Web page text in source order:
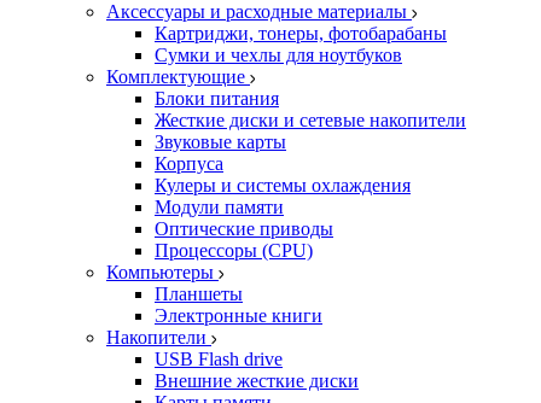
Аксессуары и расходные материалы
Картриджи, тонеры, фотобарабаны
Сумки и чехлы для ноутбуков
Комплектующие
Блоки питания
Жесткие диски и сетевые накопители
Звуковые карты
Корпуса
Кулеры и системы охлаждения
Модули памяти
Оптические приводы
Процессоры (CPU)
Компьютеры
Планшеты
Электронные книги
Накопители
USB Flash drive
Внешние жесткие диски